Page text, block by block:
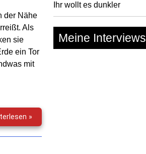
der Nähe
Als
sie
ein Tor
mit
»Phantastische
Geschichten
–
Ihr wollt es dunkler
Meine Interviews